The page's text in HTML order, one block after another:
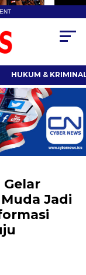
HUKUM &
Gelar
Jadi